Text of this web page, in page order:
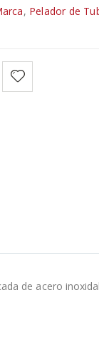
, Pelador de
de acero